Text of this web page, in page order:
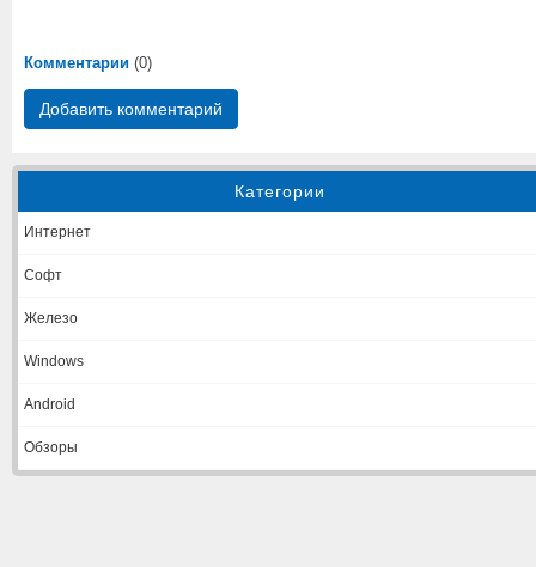
Категории
Интернет
Софт
Железо
Windows
Android
Обзоры
Комментарии (0)
Добавить комментарий